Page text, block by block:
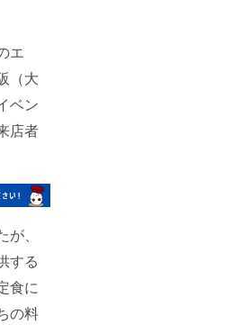
エ
（大
ベン
店者
、
する
食に
の料